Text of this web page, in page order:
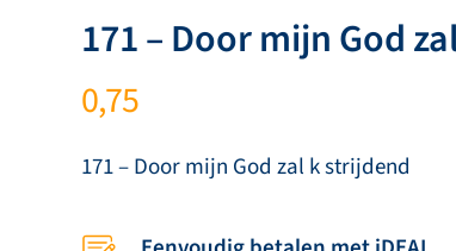
171 – Door mijn God
0,75
171 – Door mijn God zal k strijdend